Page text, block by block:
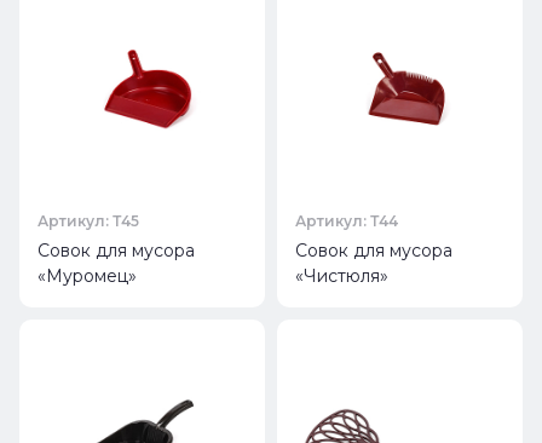
Артикул: Т45
Совок для мусора
«Муромец»
Артикул: Т44
Совок для мусора
«Чистюля»